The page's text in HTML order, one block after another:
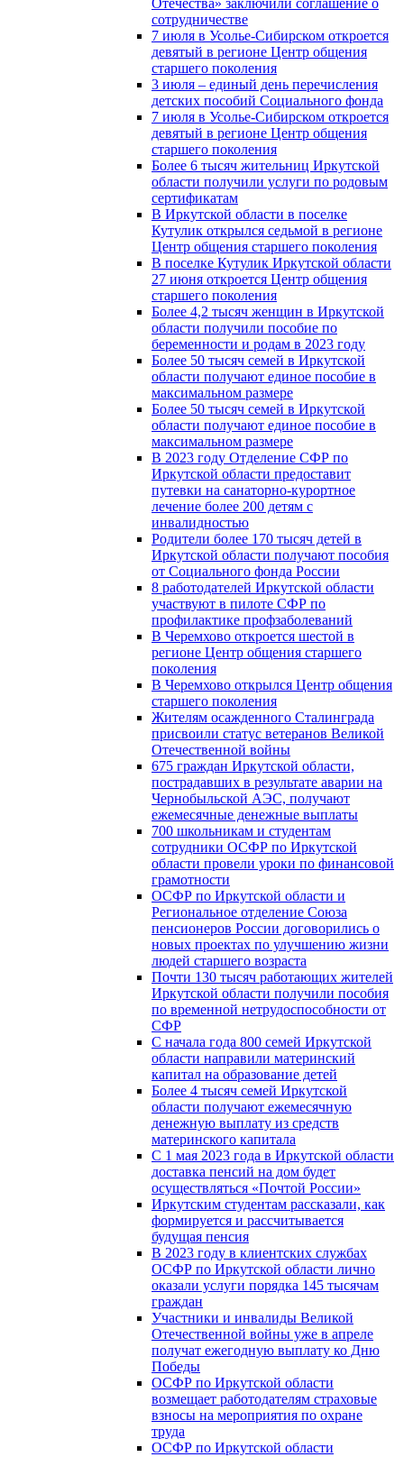
сотрудничестве
7 июля в Усолье-Сибирском откроется
девятый в регионе Центр общения
старшего поколения
3 июля – единый день перечисления
детских пособий Социального фонда
7 июля в Усолье-Сибирском откроется
девятый в регионе Центр общения
старшего поколения
Более 6 тысяч жительниц Иркутской
области получили услуги по родовым
сертификатам
В Иркутской области в поселке
Кутулик открылся седьмой в регионе
Центр общения старшего поколения
В поселке Кутулик Иркутской области
27 июня откроется Центр общения
старшего поколения
Более 4,2 тысяч женщин в Иркутской
области получили пособие по
беременности и родам в 2023 году
Более 50 тысяч семей в Иркутской
области получают единое пособие в
максимальном размере
Более 50 тысяч семей в Иркутской
области получают единое пособие в
максимальном размере
В 2023 году Отделение СФР по
Иркутской области предоставит
путевки на санаторно-курортное
лечение более 200 детям с
инвалидностью
Родители более 170 тысяч детей в
Иркутской области получают пособия
от Социального фонда России
8 работодателей Иркутской области
участвуют в пилоте СФР по
профилактике профзаболеваний
В Черемхово откроется шестой в
регионе Центр общения старшего
поколения
В Черемхово открылся Центр общения
старшего поколения
Жителям осажденного Сталинграда
присвоили статус ветеранов Великой
Отечественной войны
675 граждан Иркутской области,
пострадавших в результате аварии на
Чернобыльской АЭС, получают
ежемесячные денежные выплаты
700 школьникам и студентам
сотрудники ОСФР по Иркутской
области провели уроки по финансовой
грамотности
ОСФР по Иркутской области и
Региональное отделение Союза
пенсионеров России договорились о
новых проектах по улучшению жизни
людей старшего возраста
Почти 130 тысяч работающих жителей
Иркутской области получили пособия
по временной нетрудоспособности от
СФР
С начала года 800 семей Иркутской
области направили материнский
капитал на образование детей
Более 4 тысяч семей Иркутской
области получают ежемесячную
денежную выплату из средств
материнского капитала
С 1 мая 2023 года в Иркутской области
доставка пенсий на дом будет
осуществляться «Почтой России»
Иркутским студентам рассказали, как
формируется и рассчитывается
будущая пенсия
В 2023 году в клиентских службах
ОСФР по Иркутской области лично
оказали услуги порядка 145 тысячам
граждан
Участники и инвалиды Великой
Отечественной войны уже в апреле
получат ежегодную выплату ко Дню
Победы
ОСФР по Иркутской области
возмещает работодателям страховые
взносы на мероприятия по охране
труда
ОСФР по Иркутской области